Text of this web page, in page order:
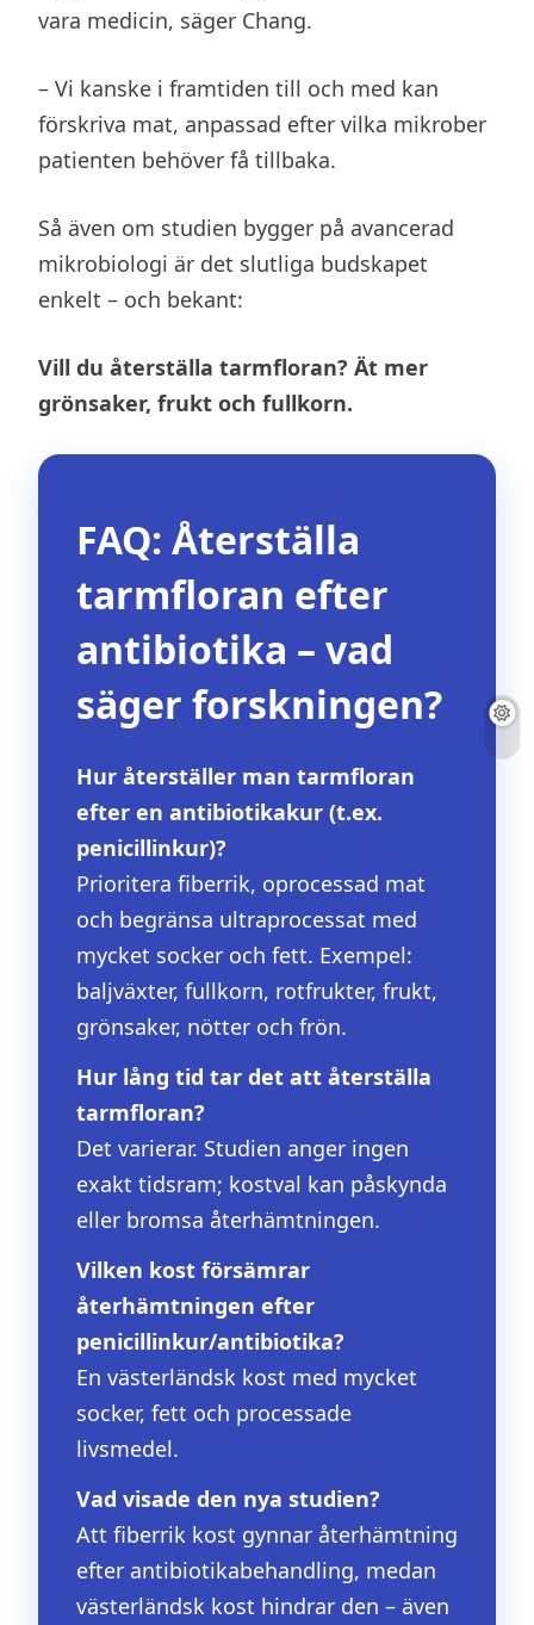
vara medicin, säger Chang.
– Vi kanske i framtiden till och med kan
förskriva mat, anpassad efter vilka mikrober
patienten behöver få tillbaka.
Så även om studien bygger på avancerad
mikrobiologi är det slutliga budskapet
enkelt – och bekant:
Vill du återställa tarmfloran? Ät mer
grönsaker, frukt och fullkorn.
FAQ: Återställa
tarmfloran efter
antibiotika – vad
säger forskningen?
Hur återställer man tarmfloran
efter en antibiotikakur (t.ex.
penicillinkur)?
Prioritera fiberrik, oprocessad mat
och begränsa ultraprocessat med
mycket socker och fett. Exempel:
baljväxter, fullkorn, rotfrukter, frukt,
grönsaker, nötter och frön.
Hur lång tid tar det att återställa
tarmfloran?
Det varierar. Studien anger ingen
exakt tidsram; kostval kan påskynda
eller bromsa återhämtningen.
Vilken kost försämrar
återhämtningen efter
penicillinkur/antibiotika?
En västerländsk kost med mycket
socker, fett och processade
livsmedel.
Vad visade den nya studien?
Att fiberrik kost gynnar återhämtning
efter antibiotikabehandling, medan
västerländsk kost hindrar den – även